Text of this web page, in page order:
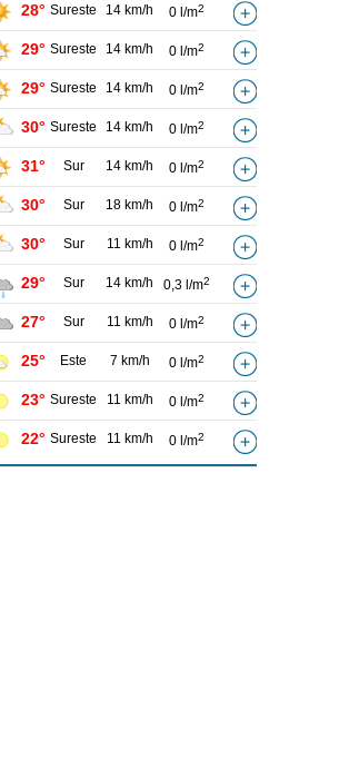
28° Sureste 14 km/h 0 l/m2
29° Sureste 14 km/h 0 l/m2
29° Sureste 14 km/h 0 l/m2
30° Sureste 14 km/h 0 l/m2
31° Sur 14 km/h 0 l/m2
30° Sur 18 km/h 0 l/m2
30° Sur 11 km/h 0 l/m2
29° Sur 14 km/h 0,3 l/m2
27° Sur 11 km/h 0 l/m2
25° Este 7 km/h 0 l/m2
23° Sureste 11 km/h 0 l/m2
22° Sureste 11 km/h 0 l/m2